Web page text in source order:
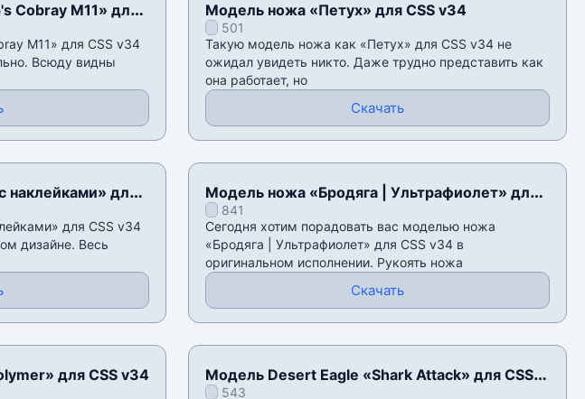
Cobray M11» для
M11» для CSS v34
Всюду видны
Модель ножа «Петух» для CSS v34
501
Такую модель ножа как «Петух» для CSS v34 не
ожидал увидеть никто. Даже трудно представить как
она работает, но
Скачать
наклейками» для
для CSS v34
дизайне. Весь
Модель ножа «Бродяга | Ультрафиолет» для
CSS v34
841
Сегодня хотим порадовать вас моделью ножа
«Бродяга | Ультрафиолет» для CSS v34 в
оригинальном исполнении. Рукоять ножа
Скачать
для CSS v34
Модель Desert Eagle «Shark Attack» для CSS
543